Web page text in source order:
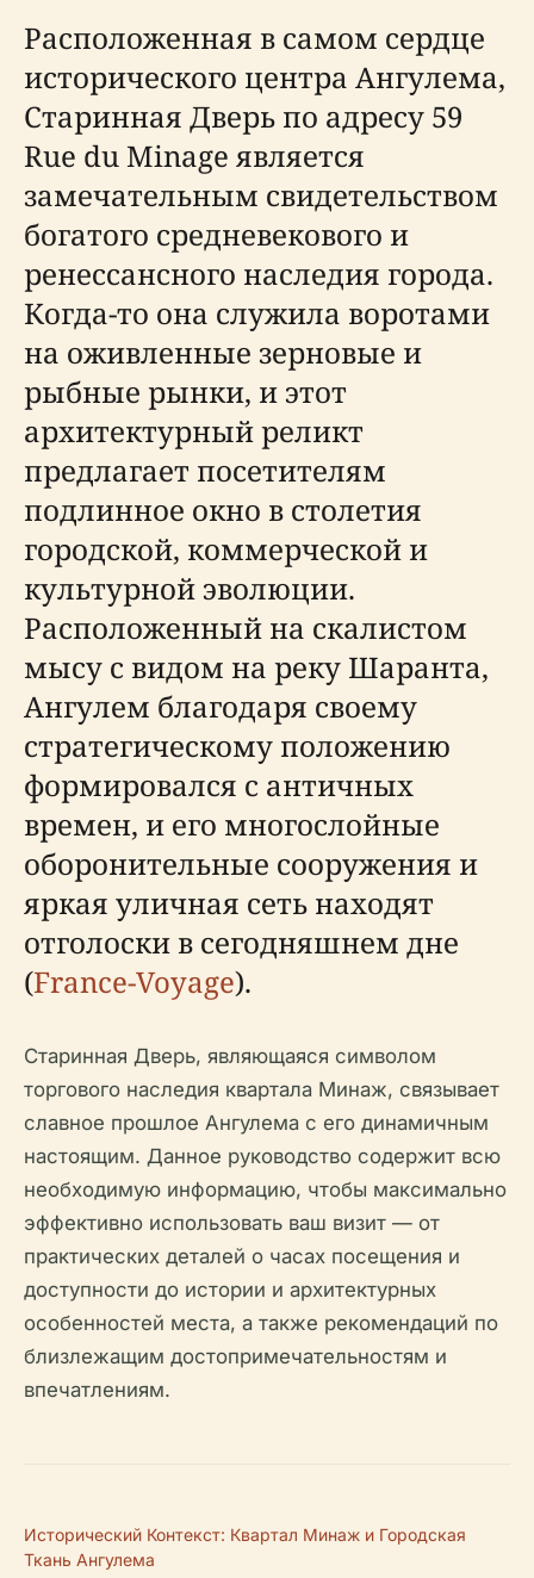
Расположенная в самом сердце
исторического центра Ангулема,
Старинная Дверь по адресу 59
Rue du Minage является
замечательным свидетельством
богатого средневекового и
ренессансного наследия города.
Когда-то она служила воротами
на оживленные зерновые и
рыбные рынки, и этот
архитектурный реликт
предлагает посетителям
подлинное окно в столетия
городской, коммерческой и
культурной эволюции.
Расположенный на скалистом
мысу с видом на реку Шаранта,
Ангулем благодаря своему
стратегическому положению
формировался с античных
времен, и его многослойные
оборонительные сооружения и
яркая уличная сеть находят
отголоски в сегодняшнем дне
(France-Voyage).
Старинная Дверь, являющаяся символом
торгового наследия квартала Минаж, связывает
славное прошлое Ангулема с его динамичным
настоящим. Данное руководство содержит всю
необходимую информацию, чтобы максимально
эффективно использовать ваш визит — от
практических деталей о часах посещения и
доступности до истории и архитектурных
особенностей места, а также рекомендаций по
близлежащим достопримечательностям и
впечатлениям.
Исторический Контекст: Квартал Минаж и Городская
Ткань Ангулема